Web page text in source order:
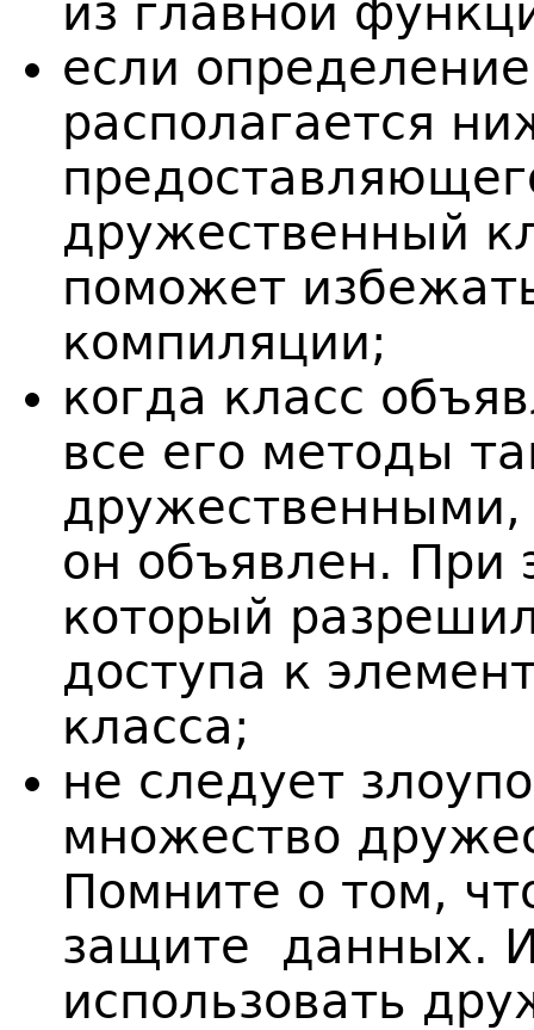
из главной
если
располагается
дружественный
поможет
компиляции;
когда класс
все его методы
дружественными,
он объявлен. При
который
доступа к
класса;
не следует
множество
Помните о том,
защите данных.
использовать